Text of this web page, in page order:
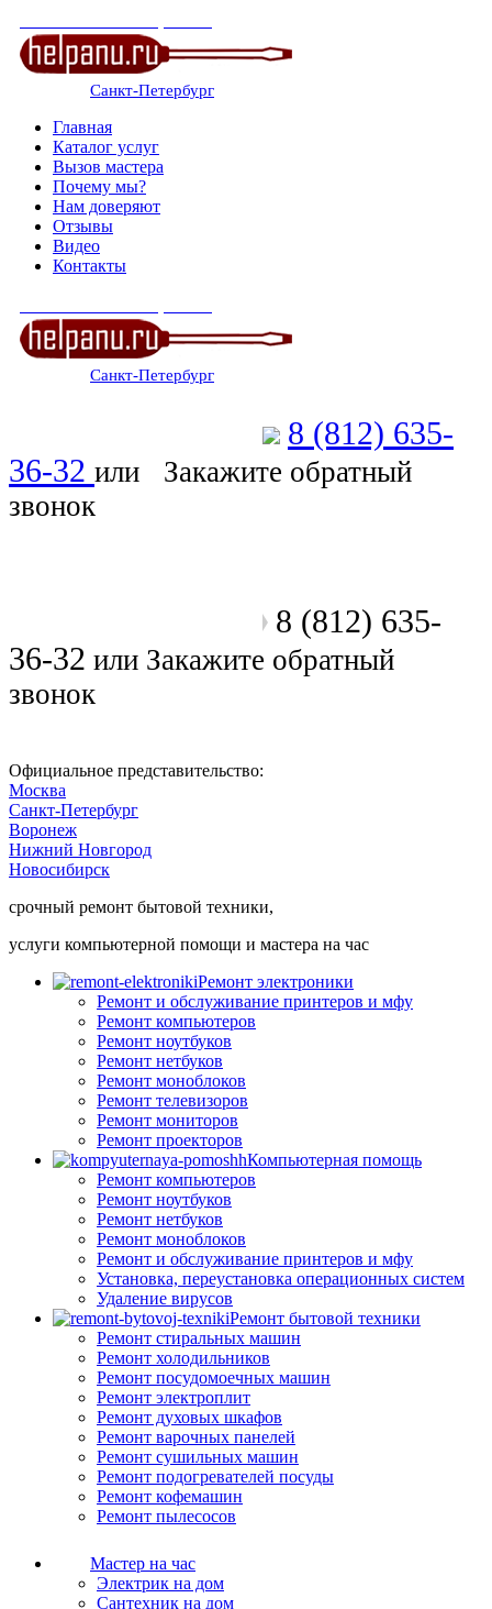
Санкт-Петербург
Главная
Каталог услуг
Вызов мастера
Почему мы?
Нам доверяют
Отзывы
Видео
Контакты
Санкт-Петербург
8 (812) 635-
36-32 или
Закажите обратный
звонок
8 (812) 635-
36-32 или Закажите обратный
звонок
Официальное представительство:
Москва
Санкт-Петербург
Воронеж
Нижний Новгород
Новосибирск
срочный ремонт бытовой техники,
услуги компьютерной помощи и мастера на час
Ремонт электроники
Ремонт и обслуживание принтеров и мфу
Ремонт компьютеров
Ремонт ноутбуков
Ремонт нетбуков
Ремонт моноблоков
Ремонт телевизоров
Ремонт мониторов
Ремонт проекторов
Компьютерная помощь
Ремонт компьютеров
Ремонт ноутбуков
Ремонт нетбуков
Ремонт моноблоков
Ремонт и обслуживание принтеров и мфу
Установка, переустановка операционных систем
Удаление вирусов
Ремонт бытовой техники
Ремонт стиральных машин
Ремонт холодильников
Ремонт посудомоечных машин
Ремонт электроплит
Ремонт духовых шкафов
Ремонт варочных панелей
Ремонт сушильных машин
Ремонт подогревателей посуды
Ремонт кофемашин
Ремонт пылесосов
Мастер на час
Электрик на дом
Сантехник на дом